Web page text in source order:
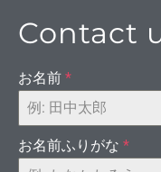
Contact
お名前 *
お名前ふりがな *